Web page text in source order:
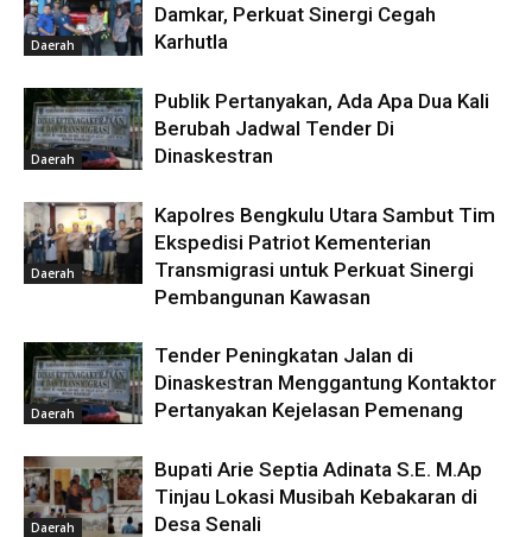
Daerah
Damkar, Perkuat Sinergi Cegah
Karhutla
Daerah
Publik Pertanyakan, Ada Apa Dua Kali
Berubah Jadwal Tender Di
Dinaskestran
Daerah
Kapolres Bengkulu Utara Sambut Tim
Ekspedisi Patriot Kementerian
Transmigrasi untuk Perkuat Sinergi
Pembangunan Kawasan
Daerah
Tender Peningkatan Jalan di
Dinaskestran Menggantung Kontaktor
Pertanyakan Kejelasan Pemenang
Daerah
Bupati Arie Septia Adinata S.E. M.Ap
Tinjau Lokasi Musibah Kebakaran di
Desa Senali